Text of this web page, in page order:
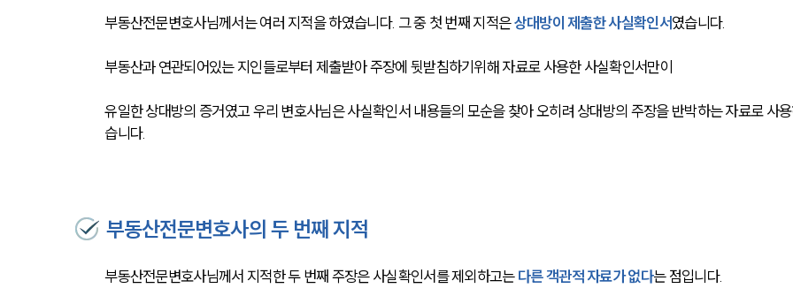
부동산전문변호사님께서는 여러 지적을 하였습니다. 그 중 첫 번째 지적은상대방이 제출한 사실확인서였습니다.
부동산과 연관되어있는 지인들로부터 제출받아 주장에 뒷받침하기위해 자료로 사용한 사실확인서만이
유일한 상대방의 증거였고 우리 변호사님은 사실확인서 내용들의 모순을 찾아 오히려 상대방의 주장을 반박하는 자료로 사
습니다.
부동산전문변호사의 두 번째 지적
부동산전문변호사님께서 지적한 두 번째 주장은 사실확인서를 제외하고는 다른 객관적 자료가 없다는 점입니다.